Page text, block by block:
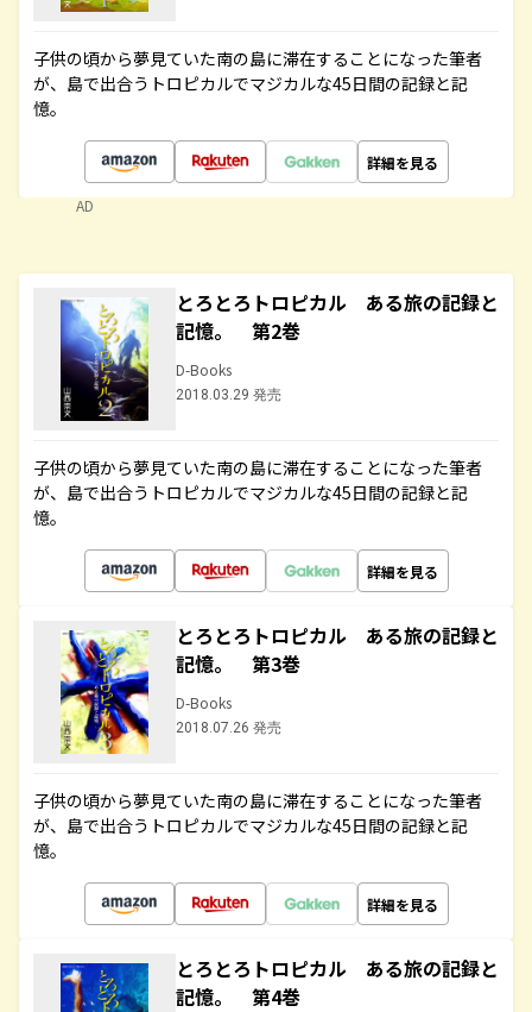
子供の頃から夢見ていた南の島に滞在することになった筆者
が、島で出合うトロピカルでマジカルな45日間の記録と記
憶。
詳細を見る
AD
とろとろトロピカル ある旅の記録と
記憶。 第2巻
D-Books
2018.03.29 発売
子供の頃から夢見ていた南の島に滞在することになった筆者
が、島で出合うトロピカルでマジカルな45日間の記録と記
憶。
詳細を見る
とろとろトロピカル ある旅の記録と
記憶。 第3巻
D-Books
2018.07.26 発売
子供の頃から夢見ていた南の島に滞在することになった筆者
が、島で出合うトロピカルでマジカルな45日間の記録と記
憶。
詳細を見る
とろとろトロピカル ある旅の記録と
記憶。 第4巻